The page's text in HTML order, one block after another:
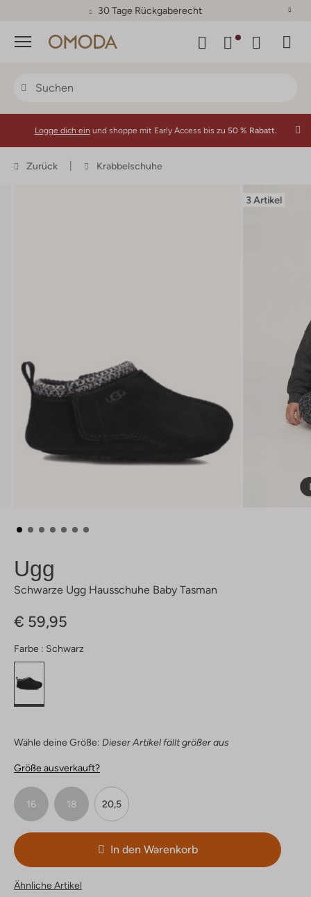
30 Tage Rückgaberecht
Menü
Logge dich ein und shoppe mit Early Access bis zu 50 % Rabatt.
Zurück Krabbelschuhe
3 Artikel
Ugg
Schwarze Ugg Hausschuhe Baby Tasman
€ 59,95
Farbe : Schwarz
Wähle deine Größe: Dieser Artikel fällt größer aus
Größe ausverkauft?
16 18 20,5
In den Warenkorb
Ähnliche Artikel